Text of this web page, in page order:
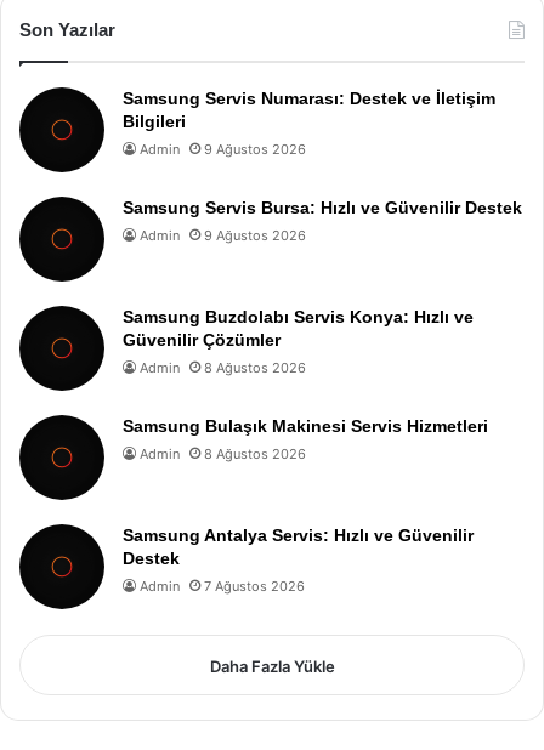
Son Yazılar
Samsung Servis Numarası: Destek ve İletişim
Bilgileri
Admin 9 Ağustos 2026
Samsung Servis Bursa: Hızlı ve Güvenilir Destek
Admin 9 Ağustos 2026
Samsung Buzdolabı Servis Konya: Hızlı ve
Güvenilir Çözümler
Admin 8 Ağustos 2026
Samsung Bulaşık Makinesi Servis Hizmetleri
Admin 8 Ağustos 2026
Samsung Antalya Servis: Hızlı ve Güvenilir
Destek
Admin 7 Ağustos 2026
Daha Fazla Yükle